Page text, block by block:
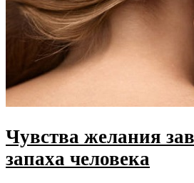
Чувства желания
запаха человека